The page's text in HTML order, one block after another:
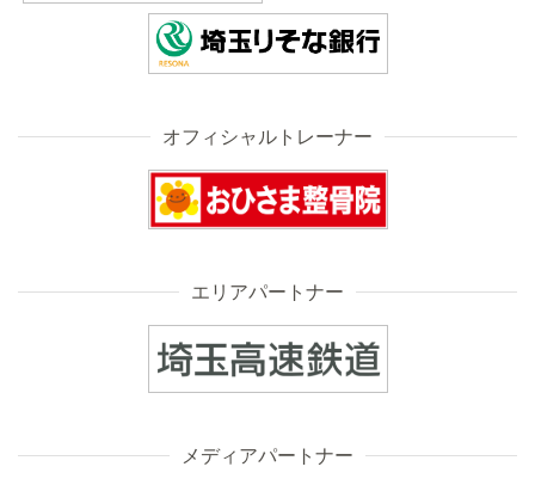
オフィシャルトレーナー
エリアパートナー
メディアパートナー